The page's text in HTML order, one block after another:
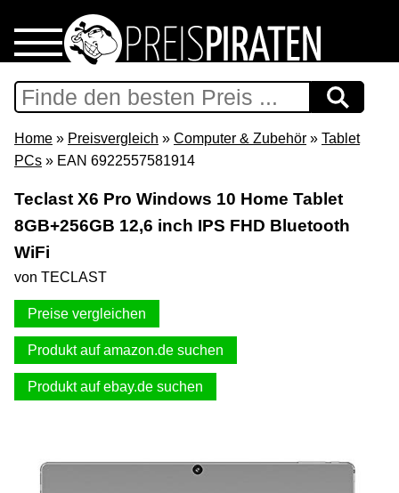
Home
Download
Support & Newsletter
Presse
Datenschutz
Impressum
Home » Preisvergleich » Computer & Zubehör » Tablet
PCs » EAN 6922557581914
Teclast X6 Pro Windows 10 Home Tablet
8GB+256GB 12,6 inch IPS FHD Bluetooth
WiFi
von TECLAST
Preise vergleichen
Produkt auf amazon.de suchen
Produkt auf ebay.de suchen